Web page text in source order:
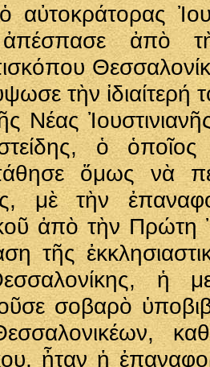
αὐτοκράτορας
ἀπὸ τὴν
τὴν
Νέας
ὁ
ὅμως νὰ
μὲ τὴν
ἀπὸ τὴν Πρώτη
τῆς
ἡ
σοβαρὸ
ἦταν ἡ